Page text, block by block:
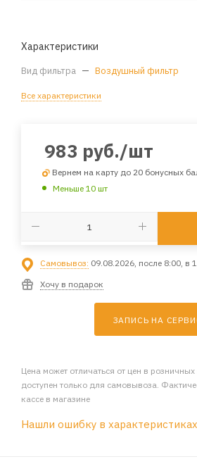
Характеристики
Вид фильтра — Воздушный фильтр
Все характеристики
983 руб./шт
Вернем на карту до 20 бонусных
Меньше 10 шт
Самовывоз: 09.08.2026, после 8:00, в
Хочу в подарок
ЗАПИСЬ НА
Цена может отличаться от цен в
доступен только для самовывоза.
кассе в магазине
Нашли ошибку в